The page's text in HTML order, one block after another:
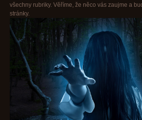
všechny rubriky. Věříme, že něco vás zaujme a
stránky.